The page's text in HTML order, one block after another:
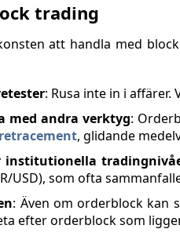
trading
att handla med
: Rusa inte in i
med andra verktyg:
, glidande
institutionella
USD), som ofta
: Även om orderblock kan
efter orderblock som